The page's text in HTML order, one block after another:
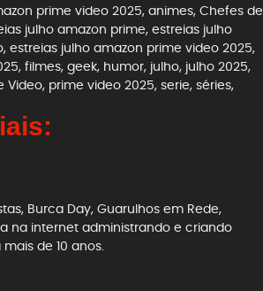
prime video 2025, animes, Chefes de
julho amazon prime, estreias julho
, estreias julho amazon prime video 2025,
, filmes, geek, humor, julho, julho 2025,
Video, prime video 2025, serie, séries,
Burca Day, Guarulhos em Rede,
na internet administrando e criando
de 10 anos.